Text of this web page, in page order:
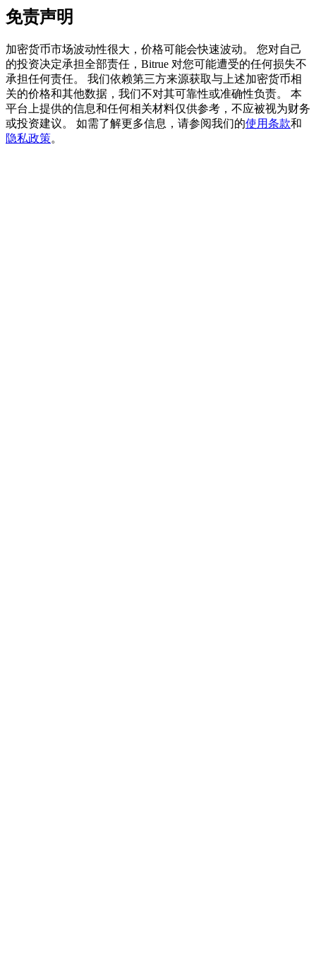
充值CASHCAT & 赢取
瓜分 500000 CASHCAT 獎池
BitMart 用戶遷移專享
註冊&交易贏 500,000 USDT
免责声明
加密货币市场波动性很大，价格可能会快速波动。 您对自己
的投资决定承担全部责任，Bitrue 对您可能遭受的任何损失不
承担任何责任。 我们依赖第三方来源获取与上述加密货币相
关的价格和其他数据，我们不对其可靠性或准确性负责。 本
平台上提供的信息和任何相关材料仅供参考，不应被视为财务
或投资建议。 如需了解更多信息，请参阅我们的使用条款和
隐私政策。